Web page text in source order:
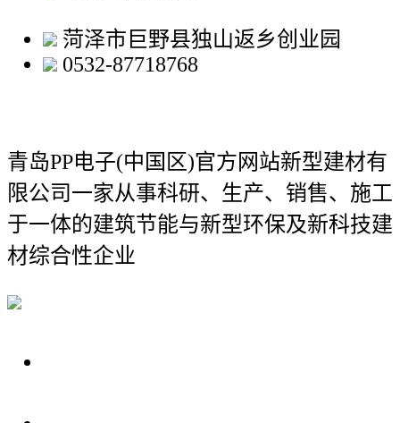
菏泽市巨野县独山返乡创业园
0532-87718768
青岛PP电子(中国区)官方网站新型建材有
限公司一家从事科研、生产、销售、施工
于一体的建筑节能与新型环保及新科技建
材综合性企业